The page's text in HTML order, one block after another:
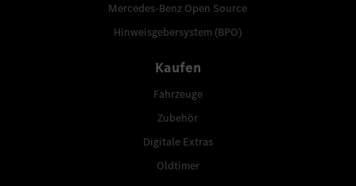
Mercedes-Benz Open Source
Hinweisgebersystem (BPO)
Kaufen
Fahrzeuge
Zubehör
Digitale Extras
Oldtimer